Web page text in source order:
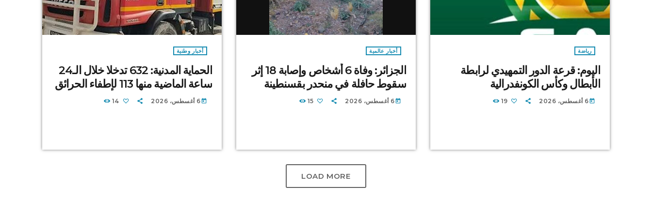
أخبار وطنية
الحماية المدنية: 632 تدخلا خلال الـ24
ساعة الماضية منها 113 لإطفاء الحرائق
today6 أغسطس، 2026 14
أخبار عالمية
الجزائر: وفاة 6 أشخاص وإصابة 18 إثر
سقوط حافلة في منحدر بقسنطينة
today6 أغسطس، 2026 15
رياضة
اليوم: قرعة الدور التمهيدي لرابطة
الأبطال وكأس الكونفدرالية
today6 أغسطس، 2026 19
LOAD MORE